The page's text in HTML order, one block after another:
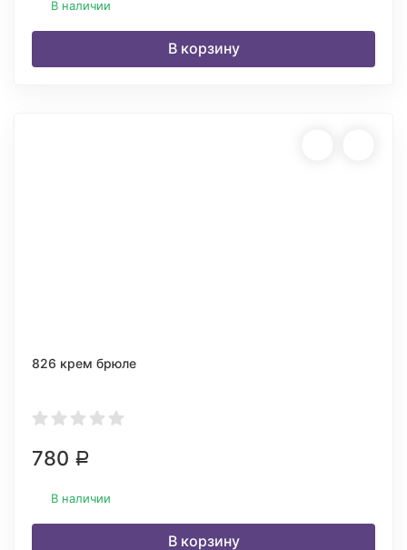
В наличии
В корзину
826 крем брюле
780 Р
В наличии
В корзину